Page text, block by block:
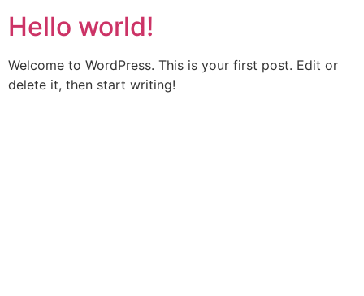
Hello world!
Welcome to WordPress. This is your first post. Edit or
delete it, then start writing!